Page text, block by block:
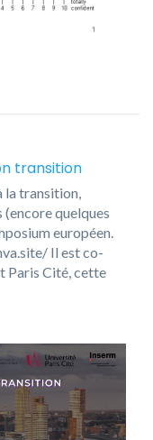
transition
la transition,
(encore quelques
européen.
Il est co-
Paris Cité, cette